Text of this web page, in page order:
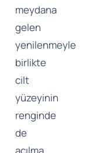
meydana
gelen
yenilenmeyle
birlikte
cilt
yüzeyinin
renginde
de